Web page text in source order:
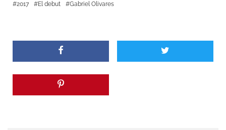
2017 El debut Gabriel Olivares